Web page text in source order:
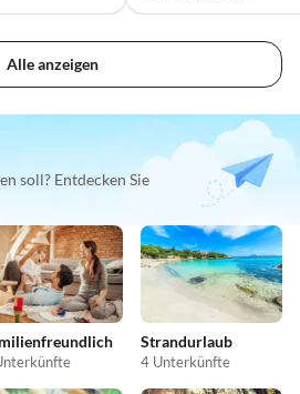
Alle anzeigen
soll? Entdecken Sie
Strandurlaub
4 Unterkünfte